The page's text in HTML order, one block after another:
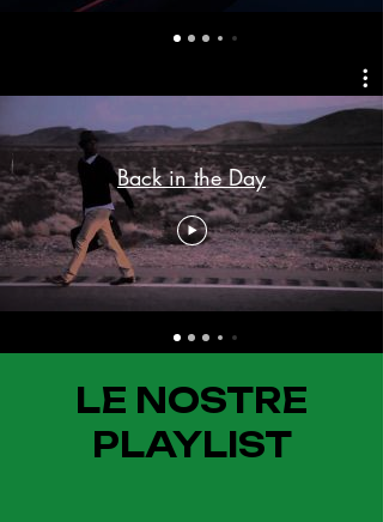
Back in the Day
LE NOSTRE
PLAYLIST